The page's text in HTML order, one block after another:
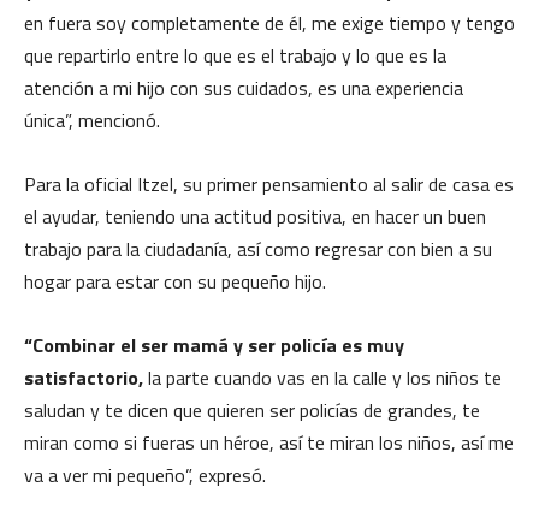
en fuera soy completamente de él, me exige tiempo y tengo
que repartirlo entre lo que es el trabajo y lo que es la
atención a mi hijo con sus cuidados, es una experiencia
única”, mencionó.
Para la oficial Itzel, su primer pensamiento al salir de casa es
el ayudar, teniendo una actitud positiva, en hacer un buen
trabajo para la ciudadanía, así como regresar con bien a su
hogar para estar con su pequeño hijo.
“Combinar el ser mamá y ser policía es muy
satisfactorio,la parte cuando vas en la calle y los niños te
saludan y te dicen que quieren ser policías de grandes, te
miran como si fueras un héroe, así te miran los niños, así me
va a ver mi pequeño”, expresó.